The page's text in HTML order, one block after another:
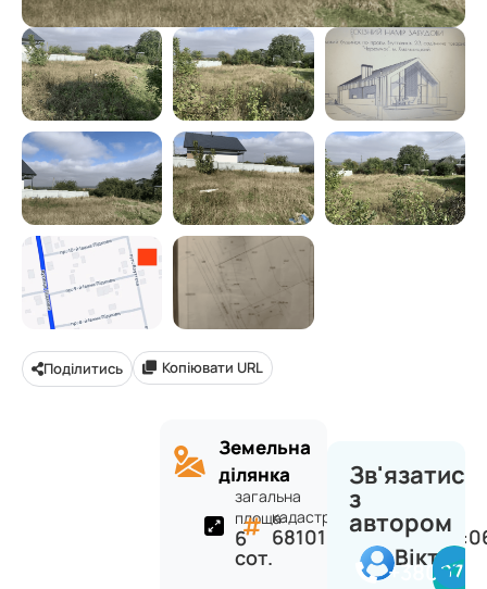
Поділитись Копіювати URL
Земельна
ділянка
загальна
площа:
6
сот.
кадастр:
Зв'язатися
з
автором
Віктор